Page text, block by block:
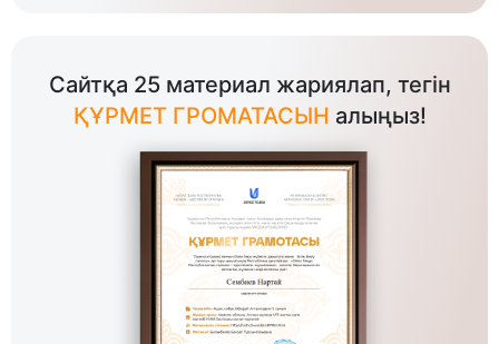
Сайтқа 25 материал жариялап, тегін
ҚҰРМЕТ ГРОМАТАСЫН алыңыз!